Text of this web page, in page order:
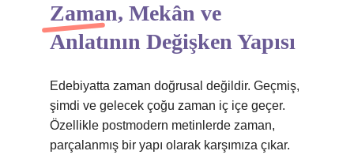
Zaman, Mekân ve
Anlatının Değişken Yapısı
Edebiyatta zaman doğrusal değildir. Geçmiş,
şimdi ve gelecek çoğu zaman iç içe geçer.
Özellikle postmodern metinlerde zaman,
parçalanmış bir yapı olarak karşımıza çıkar.